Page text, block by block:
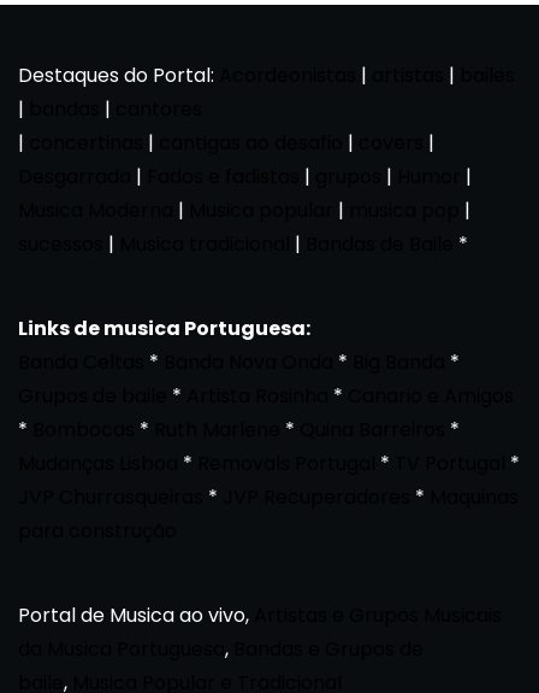
Destaques do Portal: | |
|
|
|
| |
|
| | |
|
| |
|
| | *
Links de musica Portuguesa:
* *
*
* *
*
* *
*
* *
*
* *
Portal de Musica ao vivo,
,
,